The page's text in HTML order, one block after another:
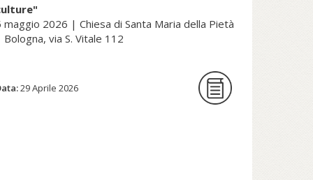
maggio 2026 | Chiesa di Santa Maria della Pietà
Bologna, via S. Vitale 112
La Fondazione per le scienze
29 Aprile 2026